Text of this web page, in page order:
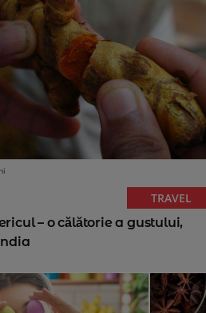
TRAVEL
– o călătorie a gustului,